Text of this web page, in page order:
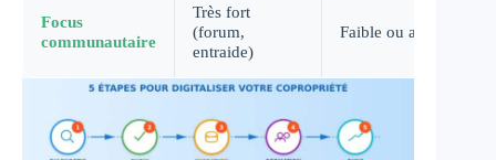
Focus
communautaire
Très fort
(forum,
entraide)
Faible ou absent